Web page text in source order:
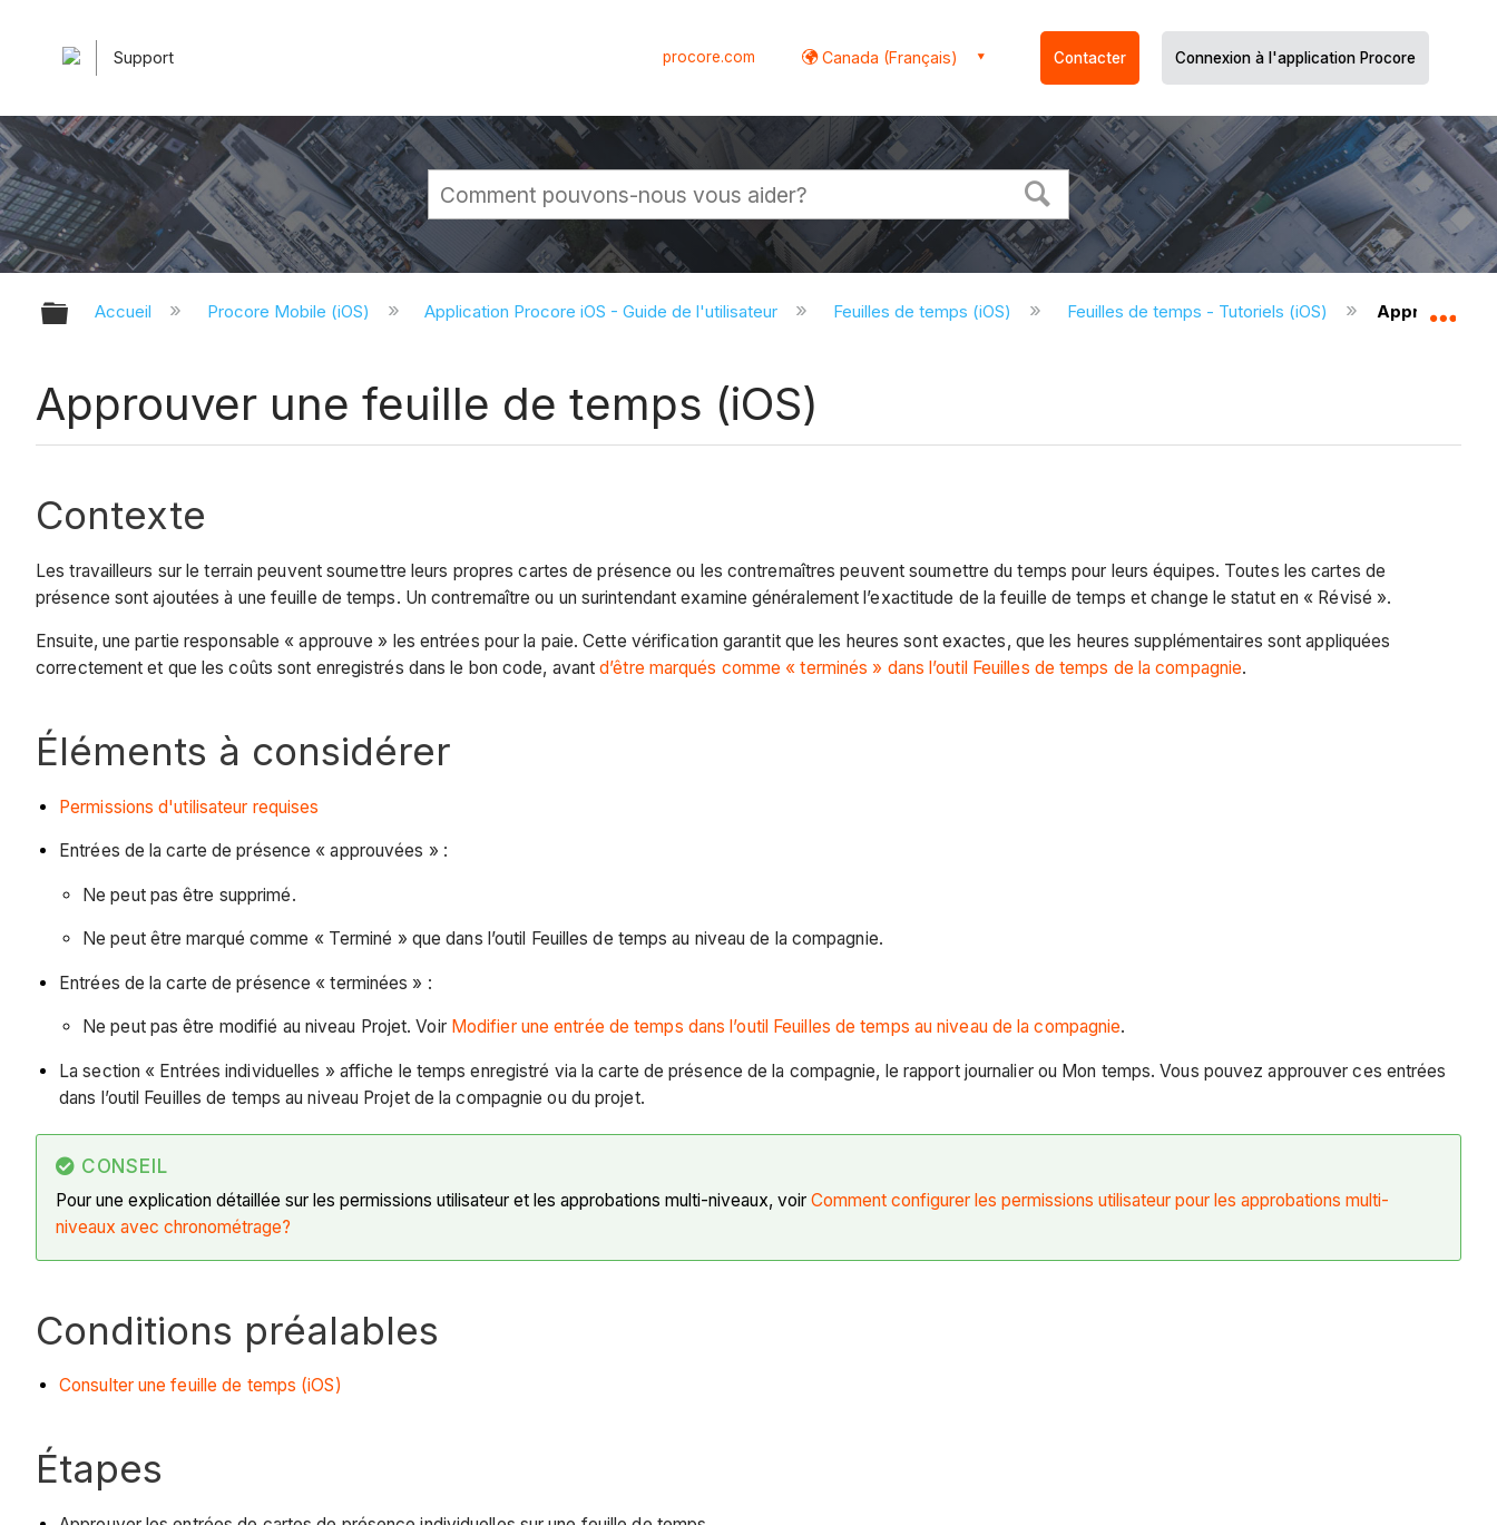
Support procore.com Canada (Français) Contacter Connexion à l'application Procore
Développer/réduire la hiérarchie globale
Accueil Procore Mobile (iOS) Application Procore iOS - Guide de l'utilisateur Feuilles de temps (iOS) Feuilles de temps - Tutoriels (iOS) Approuver
Approuver une feuille de temps (iOS)
Contexte
Les travailleurs sur le terrain peuvent soumettre leurs propres cartes de présence ou les contremaîtres peuvent soumettre du temps pour leurs équipes. Toutes les cartes de
présence sont ajoutées à une feuille de temps. Un contremaître ou un surintendant examine généralement l’exactitude de la feuille de temps et change le statut en « Révisé ».
Ensuite, une partie responsable « approuve » les entrées pour la paie. Cette vérification garantit que les heures sont exactes, que les heures supplémentaires sont appliquées
correctement et que les coûts sont enregistrés dans le bon code, avantd’être marqués comme « terminés » dans l’outil Feuilles de temps de la compagnie.
Éléments à considérer
Permissions d'utilisateur requises
Entrées de la carte de présence « approuvées » :
Ne peut pas être supprimé.
Ne peut être marqué comme « Terminé » que dans l’outil Feuilles de temps au niveau de la compagnie.
Entrées de la carte de présence « terminées » :
Ne peut pas être modifié au niveau Projet. Voir Modifier une entrée de temps dans l’outil Feuilles de temps au niveau de la compagnie.
La section « Entrées individuelles » affiche le temps enregistré via la carte de présence de la compagnie, le rapport journalier ou Mon temps. Vous pouvez approuver ces entrées
dans l’outil Feuilles de temps au niveau Projet de la compagnie ou du projet.
CONSEIL
Pour une explication détaillée sur les permissions utilisateur et les approbations multi-niveaux, voir Comment configurer les permissions utilisateur pour les approbations multi-
niveaux avec chronométrage?
Conditions préalables
Consulter une feuille de temps (iOS)
Étapes